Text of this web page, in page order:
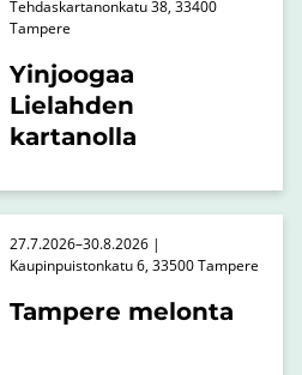
Yinjoogaa
Lielahden
kartanolla
Tehdaskartanonkatu 38, 33400
Tampere
Tampere melonta
27.7.2026–30.8.2026 |
Kaupinpuistonkatu 6, 33500 Tampere